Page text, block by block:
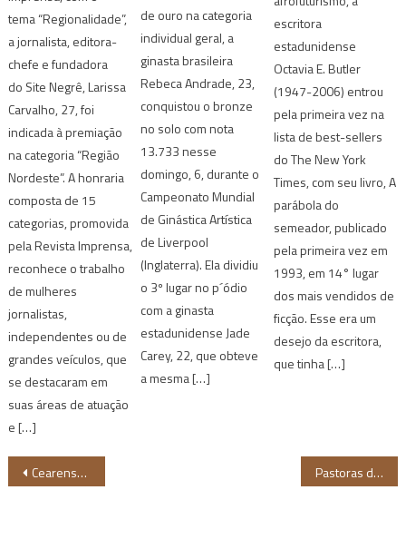
tema “Regionalidade”,
a jornalista, editora-
chefe e fundadora
do Site Negrê, Larissa
Carvalho, 27, foi
indicada à premiação
na categoria “Região
Nordeste”. A honraria
composta de 15
categorias, promovida
pela Revista Imprensa,
reconhece o trabalho
de mulheres
jornalistas,
independentes ou de
grandes veículos, que
se destacaram em
suas áreas de atuação
e […]
de ouro na categoria
individual geral, a
ginasta brasileira
Rebeca Andrade, 23,
conquistou o bronze
no solo com nota
13.733 nesse
domingo, 6, durante o
Campeonato Mundial
de Ginástica Artística
de Liverpool
(Inglaterra). Ela dividiu
o 3º lugar no p´ódio
com a ginasta
estadunidense Jade
Carey, 22, que obteve
a mesma […]
escritora
estadunidense
Octavia E. Butler
(1947-2006) entrou
pela primeira vez na
lista de best-sellers
do The New York
Times, com seu livro, A
parábola do
semeador, publicado
pela primeira vez em
1993, em 14° lugar
dos mais vendidos de
ficção. Esse era um
desejo da escritora,
que tinha […]
Navegação
Cearense traz para o Brasil Khaby Lame, maior TikToker do Mundo Pastoras do Rosário lançam álbum Da Nebulosa ao Brilho